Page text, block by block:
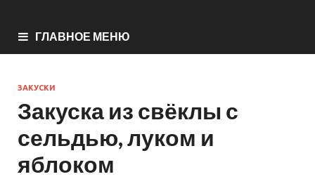
ГЛАВНОЕ МЕНЮ
ЗАКУСКИ
Закуска из свёклы с
сельдью, луком и
яблоком